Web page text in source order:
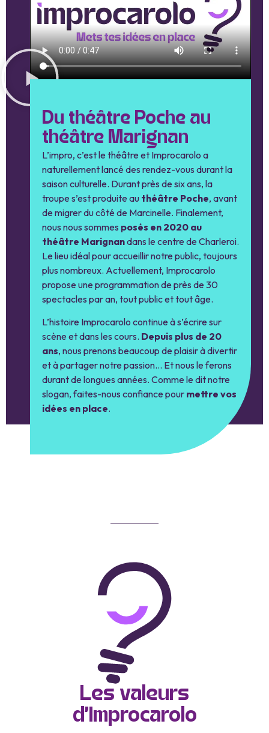
Du théâtre Poche au
théâtre Marignan
L’impro, c’est le théâtre et Improcarolo a
naturellement lancé des rendez-vous durant la
saison culturelle. Durant près de six ans, la
troupe s’est produite au théâtre Poche, avant
de migrer du côté de Marcinelle. Finalement,
nous nous sommes posés en 2020 au
théâtre Marignandans le centre de Charleroi.
Le lieu idéal pour accueillir notre public, toujours
plus nombreux. Actuellement, Improcarolo
propose une programmation de près de 30
spectacles par an, tout public et tout âge.
L’histoire Improcarolo continue à s’écrire sur
scène et dans les cours. Depuis plus de 20
ans, nous prenons beaucoup de plaisir à divertir
et à partager notre passion… Et nous le ferons
durant de longues années. Comme le dit notre
slogan, faites-nous confiance pour mettre vos
idées en place.
Les valeurs
d'Improcarolo